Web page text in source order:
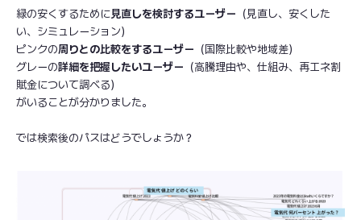
緑の安くするために見直しを検討するユーザー （見直し、安くした
い、シミュレーション）
ピンクの周りとの比較をするユーザー （国際比較や地域差）
グレーの詳細を把握したいユーザー （高騰理由や、仕組み、再エネ割
賦金について調べる）
がいることが分かりました。
では検索後のパスはどうでしょうか？